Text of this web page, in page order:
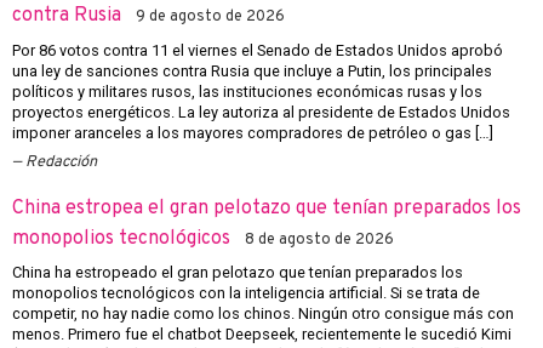
contra Rusia
9 de agosto de 2026
Por 86 votos contra 11 el viernes el Senado de Estados Unidos aprobó
una ley de sanciones contra Rusia que incluye a Putin, los principales
políticos y militares rusos, las instituciones económicas rusas y los
proyectos energéticos. La ley autoriza al presidente de Estados Unidos
imponer aranceles a los mayores compradores de petróleo o gas […]
Redacción
China estropea el gran pelotazo que tenían preparados los
monopolios tecnológicos
8 de agosto de 2026
China ha estropeado el gran pelotazo que tenían preparados los
monopolios tecnológicos con la inteligencia artificial. Si se trata de
competir, no hay nadie como los chinos. Ningún otro consigue más con
menos. Primero fue el chatbot Deepseek, recientemente le sucedió Kimi